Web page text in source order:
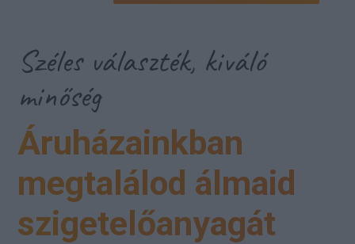
Széles választék, kiváló
minőség
Áruházainkban
megtalálod álmaid
szigetelőanyagát